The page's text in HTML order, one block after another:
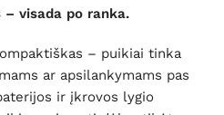
– visada po ranka.
– puikiai tinka
ar apsilankymams pas
ir įkrovos lygio